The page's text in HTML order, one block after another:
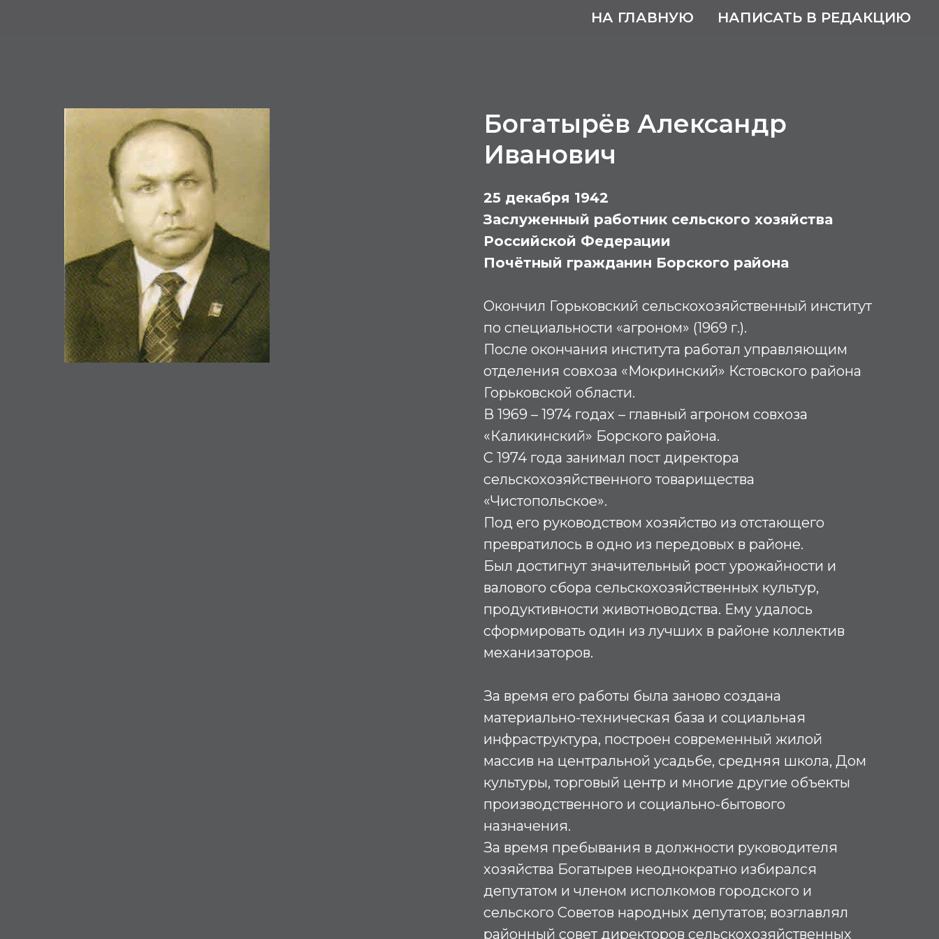
НА ГЛАВНУЮ НАПИСАТЬ В РЕДАКЦИЮ
Богатырёв Александр
Иванович
25 декабря 1942
Заслуженный работник сельского хозяйства
Российской Федерации
Почётный гражданин Борского района
Окончил Горьковский сельскохозяйственный институт
по специальности «агроном» (1969 г.).
После окончания института работал управляющим
отделения совхоза «Мокринский» Кстовского района
Горьковской области.
В 1969 – 1974 годах – главный агроном совхоза
«Каликинский» Борского района.
С 1974 года занимал пост директора
сельскохозяйственного товарищества
«Чистопольское».
Под его руководством хозяйство из отстающего
превратилось в одно из передовых в районе.
Был достигнут значительный рост урожайности и
валового сбора сельскохозяйственных культур,
продуктивности животноводства. Ему удалось
сформировать один из лучших в районе коллектив
механизаторов.
За время его работы была заново создана
материально-техническая база и социальная
инфраструктура, построен современный жилой
массив на центральной усадьбе, средняя школа, Дом
культуры, торговый центр и многие другие объекты
производственного и социально-бытового
назначения.
За время пребывания в должности руководителя
хозяйства Богатырев неоднократно избирался
депутатом и членом исполкомов городского и
сельского Советов народных депутатов; возглавлял
районный совет директоров сельскохозяйственных